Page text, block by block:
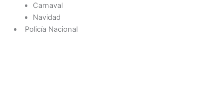
Carnaval
Navidad
Policía Nacional